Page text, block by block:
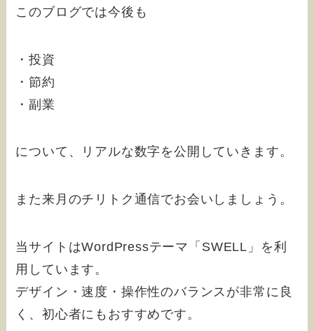
このブログでは今後も
・投資
・節約
・副業
について、リアルな数字を公開していきます。
また来月のチリトク通信でお会いしましょう。
当サイトはWordPressテーマ「SWELL」を利
用しています。
デザイン・速度・操作性のバランスが非常に良
く、初心者にもおすすめです。